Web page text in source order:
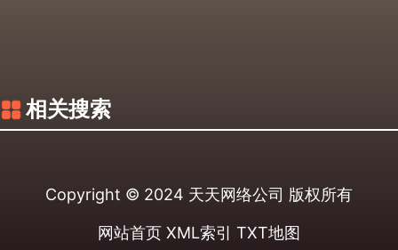
相关搜索
Copyright © 2024 天天网络公司 版权所有
网站首页 XML索引 TXT地图